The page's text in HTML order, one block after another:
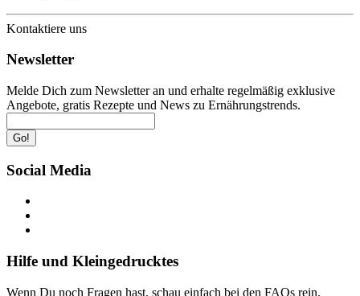
Kontaktiere uns
Newsletter
Melde Dich zum Newsletter an und erhalte regelmäßig exklusive
Angebote, gratis Rezepte und News zu Ernährungstrends.
Go!
Social Media
Hilfe und Kleingedrucktes
Wenn Du noch Fragen hast, schau einfach bei den FAQs rein.